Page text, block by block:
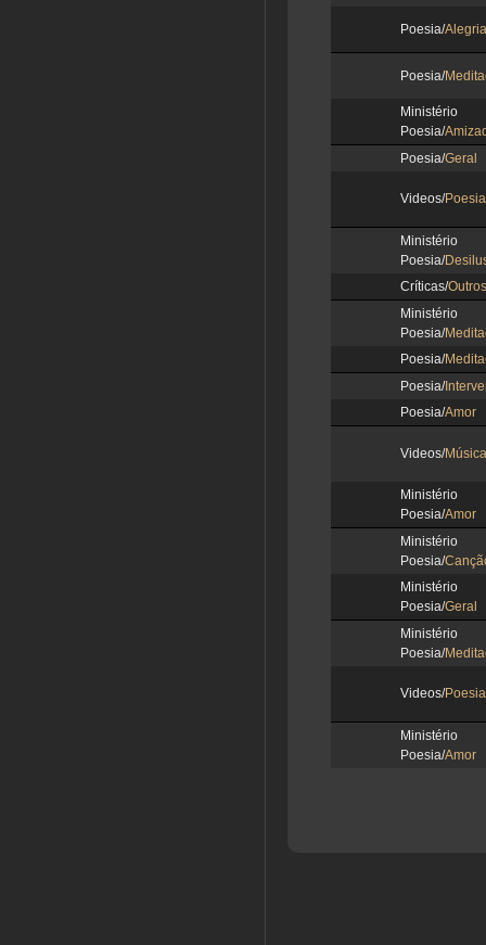
Poesia/Alegria
Poesia/
Poesia/
Poesia/Geral
Videos/Poesia
Poesia/
Críticas/Outros
Poesia/
Poesia/
Poesia/
Poesia/Amor
Videos/Música
Poesia/Amor
Poesia/
Poesia/Geral
Poesia/
Videos/Poesia
Poesia/Amor